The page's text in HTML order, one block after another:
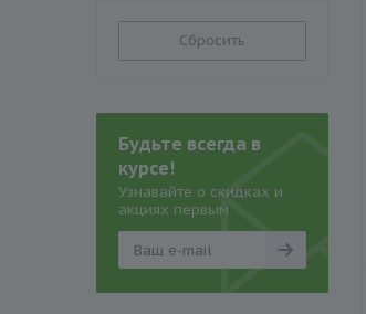
Сбросить
Будьте всегда в
курсе!
Узнавайте о скидках и
акциях первым